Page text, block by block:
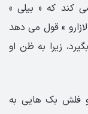
کند که « بیلی »
» قول می دهد
زیرا به ظن او
فلش بک هایی به